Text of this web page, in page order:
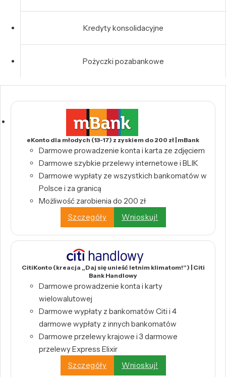
Kredyty konsolidacyjne
Pożyczki pozabankowe
eKonto dla młodych (13-17) z zyskiem do 200 zł | mBank
Darmowe prowadzenie konta i karta ze zdjęciem
Darmowe szybkie przelewy internetowe i BLIK
Darmowe wypłaty ze wszystkich bankomatów w
Polsce i za granicą
Możliwość zarobienia do 200 zł
Szczegóły
Wnioskuj!
CitiKonto (kreacja „Daj się unieść letnim klimatom!”) | Citi
Bank Handlowy
Darmowe prowadzenie konta i karty
wielowalutowej
Darmowe wypłaty z bankomatów Citi i 4
darmowe wypłaty z innych bankomatów
Darmowe przelewy krajowe i 3 darmowe
przelewy Express Elixir
Szczegóły
Wnioskuj!